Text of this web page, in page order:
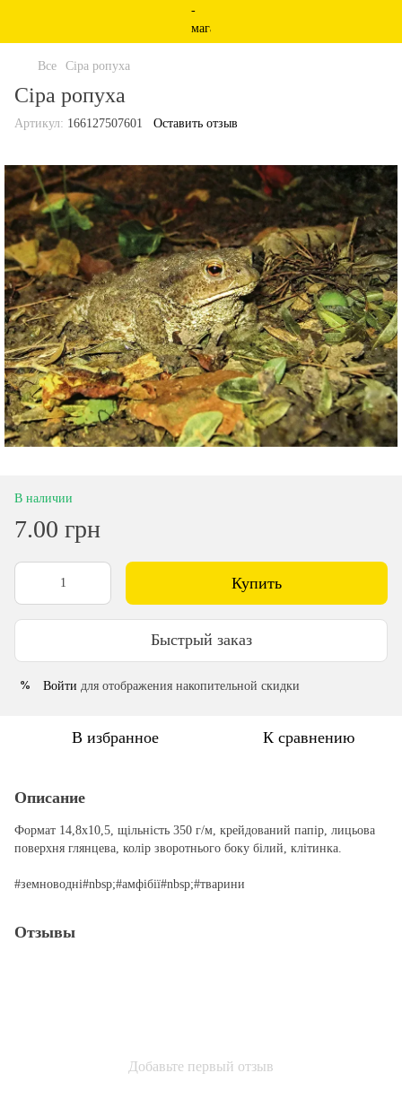
Все Сіра ропуха
Сіра ропуха
Артикул: 166127507601 Оставить отзыв
В наличии
7.00 грн
Купить
Быстрый заказ
% Войти для отображения накопительной скидки
В избранное К сравнению
Описание
Формат 14,8х10,5, щільність 350 г/м, крейдований папір, лицьова
поверхня глянцева, колір зворотнього боку білий, клітинка.
#земноводні#nbsp;#амфібії#nbsp;#тварини
Отзывы
Добавьте первый отзыв